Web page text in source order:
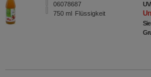
06078687
750 ml Flüssigkeit